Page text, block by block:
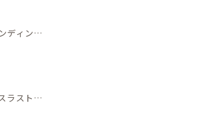
クラウドファンディングの審査が通過したので5月29日から一般...
肉体改造コースラストの膝蹴り100発！